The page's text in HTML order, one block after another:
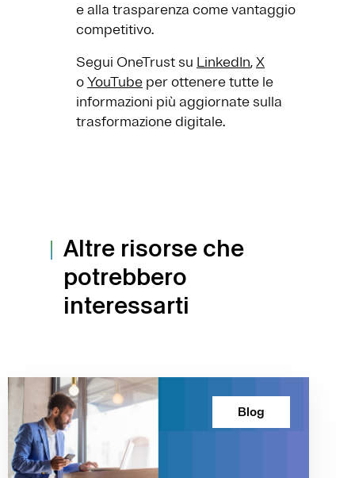
e alla trasparenza come vantaggio
competitivo.
Segui OneTrust su LinkedIn,X
oYouTube per ottenere tutte le
informazioni più aggiornate sulla
trasformazione digitale.
Altre risorse che
potrebbero
interessarti
Blog